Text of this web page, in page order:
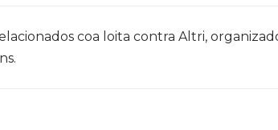
coa loita contra Altri,